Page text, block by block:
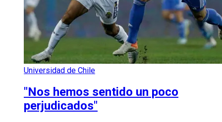
Universidad de Chile
"Nos hemos sentido un poco
perjudicados"